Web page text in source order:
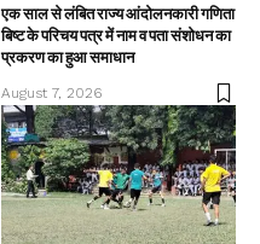
एक साल से लंबित राज्य आंदोलनकारी गणिता
बिष्ट के परिचय पत्र में नाम व पता संशोधन का
प्रकरण का हुआ समाधान
August 7, 2026